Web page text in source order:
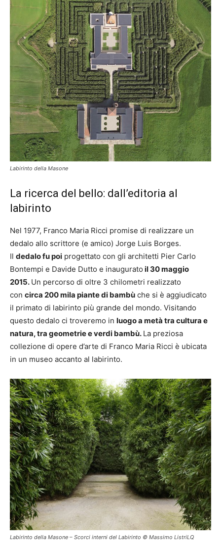
Labirinto della Masone
La ricerca del bello: dall’editoria al
labirinto
Nel 1977, Franco Maria Ricci promise di realizzare un
dedalo allo scrittore (e amico) Jorge Luis Borges.
Il dedalo fu poi progettato con gli architetti Pier Carlo
Bontempi e Davide Dutto e inaugurato il 30 maggio
2015. Un percorso di oltre 3 chilometri realizzato
con circa 200 mila piante di bambù che si è aggiudicato
il primato di labirinto più grande del mondo. Visitando
questo dedalo ci troveremo in luogo a metà tra cultura e
natura, tra geometrie e verdi bambù. La preziosa
collezione di opere d’arte di Franco Maria Ricci è ubicata
in un museo accanto al labirinto.
Labirinto della Masone – Scorci interni del Labirinto © Massimo ListriLQ